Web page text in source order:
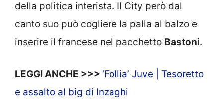
della politica interista. Il City però dal
canto suo può cogliere la palla al balzo e
inserire il francese nel pacchetto Bastoni.
LEGGI ANCHE >>> ‘Follia’ Juve | Tesoretto
e assalto al big di Inzaghi